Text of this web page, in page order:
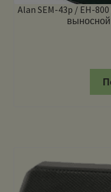
Alan SEM-43p / EH-